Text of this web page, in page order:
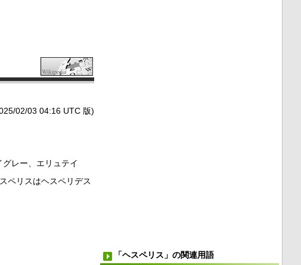
02/03 04:16 UTC 版)
グレー、エリュテイ
ペリスはヘスペリデス
「ヘスペリス」の関連用語